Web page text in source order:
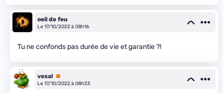
oeil de feu
Le 17/10/2022 à 08h16
Tu ne confonds pas durée de vie et garantie ?!
vexal Premium
Le 17/10/2022 à 08h33